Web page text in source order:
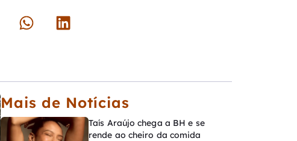
Mais de Notícias
Taís Araújo chega a BH e se
rende ao cheiro da comida